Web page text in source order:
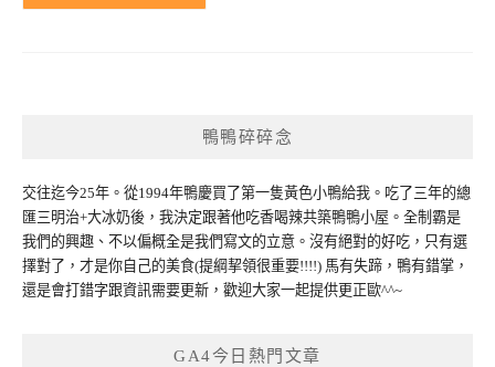
鴨鴨碎碎念
交往迄今25年。從1994年鴨慶買了第一隻黃色小鴨給我。吃了三年的總
匯三明治+大冰奶後，我決定跟著他吃香喝辣共築鴨鴨小屋。全制霸是
我們的興趣、不以偏概全是我們寫文的立意。沒有絕對的好吃，只有選
擇對了，才是你自己的美食(提綱挈領很重要!!!!) 馬有失蹄，鴨有錯掌，
還是會打錯字跟資訊需要更新，歡迎大家一起提供更正歐^^~
GA4今日熱門文章